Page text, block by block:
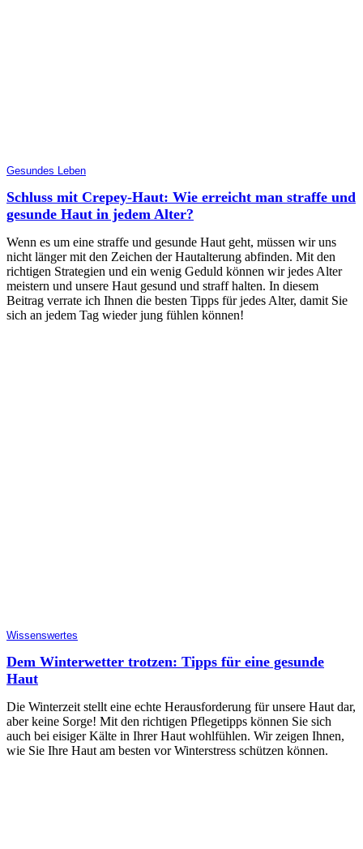
Gesundes Leben
Schluss mit Crepey-Haut: Wie erreicht man straffe und
gesunde Haut in jedem Alter?
Wenn es um eine straffe und gesunde Haut geht, müssen wir uns
nicht länger mit den Zeichen der Hautalterung abfinden. Mit den
richtigen Strategien und ein wenig Geduld können wir jedes Alter
meistern und unsere Haut gesund und straff halten. In diesem
Beitrag verrate ich Ihnen die besten Tipps für jedes Alter, damit Sie
sich an jedem Tag wieder jung fühlen können!
Wissenswertes
Dem Winterwetter trotzen: Tipps für eine gesunde
Haut
Die Winterzeit stellt eine echte Herausforderung für unsere Haut dar,
aber keine Sorge! Mit den richtigen Pflegetipps können Sie sich
auch bei eisiger Kälte in Ihrer Haut wohlfühlen. Wir zeigen Ihnen,
wie Sie Ihre Haut am besten vor Winterstress schützen können.